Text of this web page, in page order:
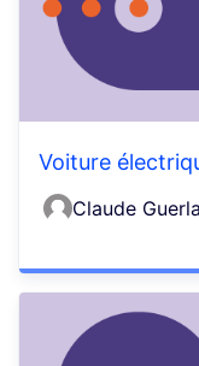
Voiture
Claude